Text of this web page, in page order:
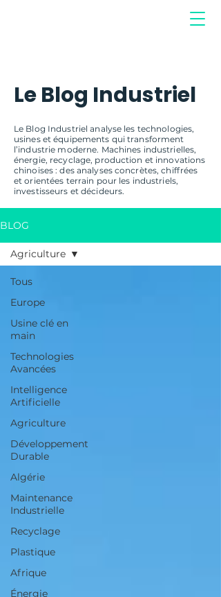
Le Blog Industriel
Le Blog Industriel analyse les technologies,
usines et équipements qui transforment
l’industrie moderne. Machines industrielles,
énergie, recyclage, production et innovations
chinoises : des analyses concrètes, chiffrées
et orientées terrain pour les industriels,
investisseurs et décideurs.
BLOG
Tous
Europe
Usine clé en
main
Technologies
Avancées
Intelligence
Artificielle
Agriculture
Développement
Durable
Algérie
Maintenance
Industrielle
Recyclage
Plastique
Afrique
Énergie
Agriculture